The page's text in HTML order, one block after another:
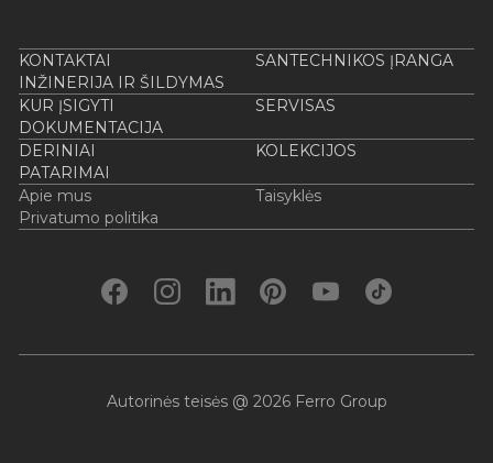
KONTAKTAI
SANTECHNIKOS ĮRANGA
INŽINERIJA IR ŠILDYMAS
KUR ĮSIGYTI
SERVISAS
DOKUMENTACIJA
DERINIAI
KOLEKCIJOS
PATARIMAI
Apie mus
Taisyklės
Privatumo politika
Autorinės teisės @ 2026 Ferro Group